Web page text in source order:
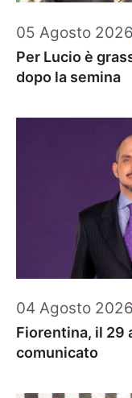
05 Agosto 2026
Per Lucio è
dopo la semina
04 Agosto 2026
Fiorentina, il 29
comunicato